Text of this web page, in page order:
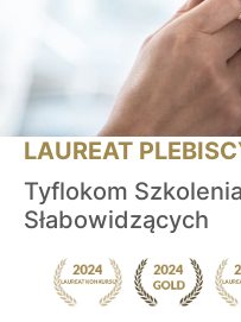
LAUREAT
Tyflokom
Słabowidzących